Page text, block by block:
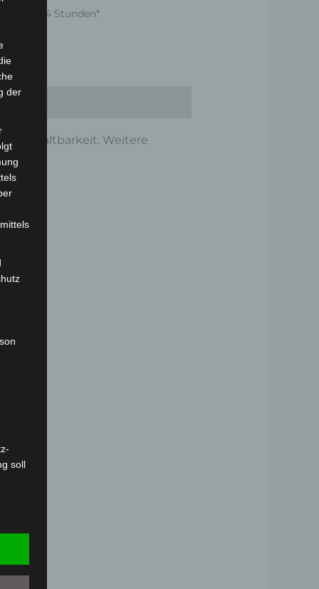
24 Stunden*
und Haltbarkeit. Weitere
der
soll